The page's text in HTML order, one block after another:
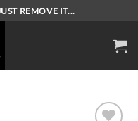
REMOVE IT...